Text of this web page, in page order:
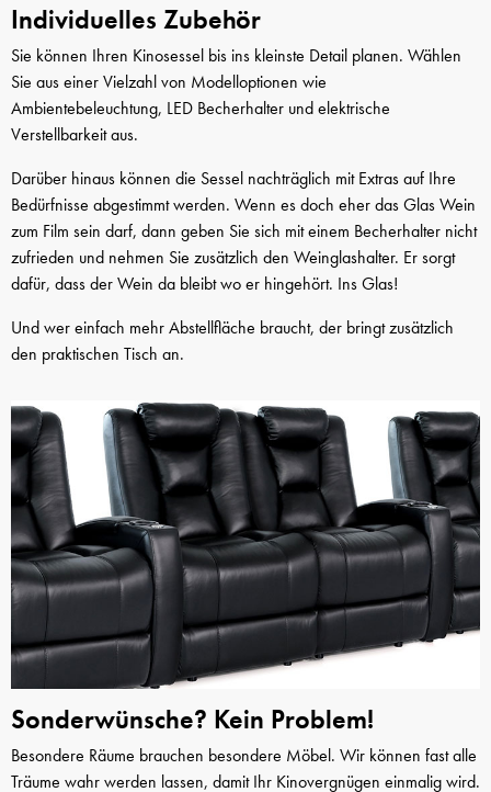
Individuelles Zubehör
Sie können Ihren Kinosessel bis ins kleinste Detail planen. Wählen
Sie aus einer Vielzahl von Modelloptionen wie
Ambientebeleuchtung, LED Becherhalter und elektrische
Verstellbarkeit aus.
Darüber hinaus können die Sessel nachträglich mit Extras auf Ihre
Bedürfnisse abgestimmt werden. Wenn es doch eher das Glas Wein
zum Film sein darf, dann geben Sie sich mit einem Becherhalter nicht
zufrieden und nehmen Sie zusätzlich den Weinglashalter. Er sorgt
dafür, dass der Wein da bleibt wo er hingehört. Ins Glas!
Und wer einfach mehr Abstellfläche braucht, der bringt zusätzlich
den praktischen Tisch an.
Sonderwünsche? Kein Problem!
Besondere Räume brauchen besondere Möbel. Wir können fast alle
Träume wahr werden lassen, damit Ihr Kinovergnügen einmalig wird.